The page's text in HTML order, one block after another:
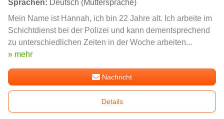
Sprachen: Deutsch (Muttersprache)
Mein Name ist Hannah, ich bin 22 Jahre alt. Ich arbeite im
Schichtdienst bei der Polizei und kann dementsprechend
zu unterschiedlichen Zeiten in der Woche arbeiten...
» mehr
Nachricht
Details